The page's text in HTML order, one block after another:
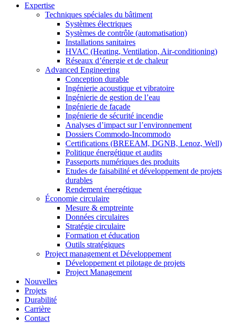
Expertise
Techniques spéciales du bâtiment
Systèmes électriques
Systèmes de contrôle (automatisation)
Installations sanitaires
HVAC (Heating, Ventilation, Air-conditioning)
Réseaux d’énergie et de chaleur
Advanced Engineering
Conception durable
Ingénierie acoustique et vibratoire
Ingénierie de gestion de l’eau
Ingénierie de façade
Ingénierie de sécurité incendie
Analyses d’impact sur l’environnement
Dossiers Commodo-Incommodo
Certifications (BREEAM, DGNB, Lenoz, Well)
Politique énergétique et audits
Passeports numériques des produits
Etudes de faisabilité et développement de projets
durables
Rendement énergétique
Économie circulaire
Mesure & emptreinte
Données circulaires
Stratégie circulaire
Formation et éducation
Outils stratégiques
Project management et Développement
Développement et pilotage de projets
Project Management
Nouvelles
Projets
Durabilité
Carrière
Contact